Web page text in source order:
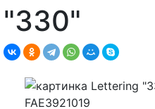
"330"